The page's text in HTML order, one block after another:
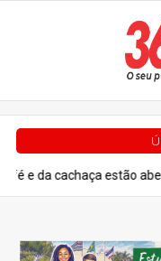
estão abertas